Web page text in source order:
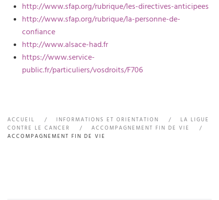
http://www.sfap.org/rubrique/les-directives-anticipees
http://www.sfap.org/rubrique/la-personne-de-
confiance
http://www.alsace-had.fr
https://www.service-
public.fr/particuliers/vosdroits/F706
ACCUEIL INFORMATIONS ET ORIENTATION
LA LIGUE
CONTRE LE CANCER
ACCOMPAGNEMENT FIN DE VIE
ACCOMPAGNEMENT FIN DE VIE